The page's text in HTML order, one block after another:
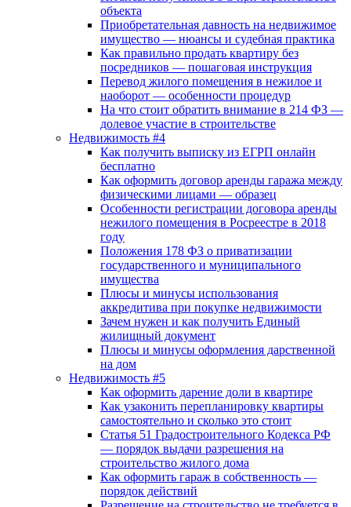
объекта
Приобретательная давность на недвижимое
имущество — нюансы и судебная практика
Как правильно продать квартиру без
посредников — пошаговая инструкция
Перевод жилого помещения в нежилое и
наоборот — особенности процедур
На что стоит обратить внимание в 214 ФЗ —
долевое участие в строительстве
Недвижимость #4
Как получить выписку из ЕГРП онлайн
бесплатно
Как оформить договор аренды гаража между
физическими лицами — образец
Особенности регистрации договора аренды
нежилого помещения в Росреестре в 2018
году
Положения 178 ФЗ о приватизации
государственного и муниципального
имущества
Плюсы и минусы использования
аккредитива при покупке недвижимости
Зачем нужен и как получить Единый
жилищный документ
Плюсы и минусы оформления дарственной
на дом
Недвижимость #5
Как оформить дарение доли в квартире
Как узаконить перепланировку квартиры
самостоятельно и сколько это стоит
Статья 51 Градостроительного Кодекса РФ
— порядок выдачи разрешения на
строительство жилого дома
Как оформить гараж в собственность —
порядок действий